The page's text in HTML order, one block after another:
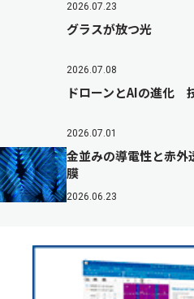
2026.07.23
グラスが放つ光
2026.07.08
ドローンとAIの進化
2026.07.01
金並みの導電性と赤外
膜
2026.06.23